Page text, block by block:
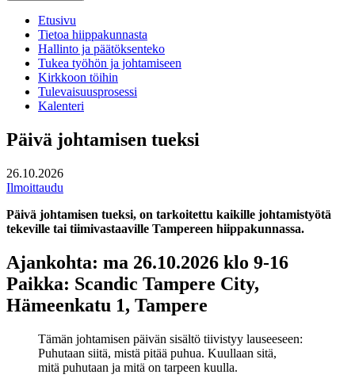
Etusivu
Tietoa hiippakunnasta
Hallinto ja päätöksenteko
Tukea työhön ja johtamiseen
Kirkkoon töihin
Tulevaisuusprosessi
Kalenteri
Päivä johtamisen tueksi
26.10.2026
Ilmoittaudu
Päivä johtamisen tueksi, on tarkoitettu kaikille johtamistyötä
tekeville tai tiimivastaaville Tampereen hiippakunnassa.
Ajankohta: ma 26.10.2026 klo 9-16
Paikka: Scandic Tampere City,
Hämeenkatu 1, Tampere
Tämän johtamisen päivän sisältö tiivistyy lauseeseen:
Puhutaan siitä, mistä pitää puhua. Kuullaan sitä,
mitä puhutaan ja mitä on tarpeen kuulla.